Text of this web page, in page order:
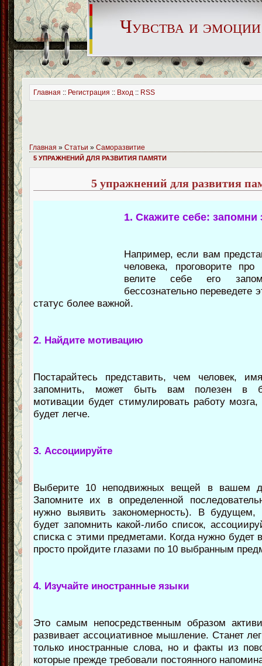
Чувства и эмоции
Главная :: Регистрация :: Вход :: RSS
Главная » Статьи » Саморазвитие
5 УПРАЖНЕНИЙ ДЛЯ РАЗВИТИЯ ПАМЯТИ
5 упражнений для развития
1. Скажите себе: запомни
Например, если вам
человека, проговорите
велите себе его
бессознательно
статус более важной.
2. Найдите мотивацию
Постарайтесь представить, чем человек,
запомнить, может быть вам полезен в
мотивации будет стимулировать работу
будет легче.
3. Ассоциируйте
Выберите 10 неподвижных вещей в вашем
Запомните их в определенной
нужно выявить закономерность). В будущем,
будет запомнить какой-либо список,
списка с этими предметами. Когда нужно будет
просто пройдите глазами по 10 выбранным
4. Изучайте иностранные языки
Это самым непосредственным образом
развивает ассоциативное мышление. Станет
только иностранные слова, но и факты из
которые прежде требовали постоянного